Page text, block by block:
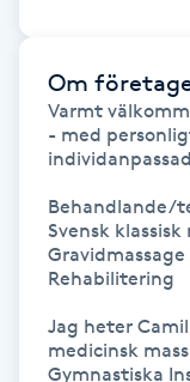
Funktionsanalys
Färgning
Föning
Gelenaglar
Om
Varmt
- med
Behandlande/
Svensk
Rehabilitering
Jag heter
medicinsk
Gymnastiska